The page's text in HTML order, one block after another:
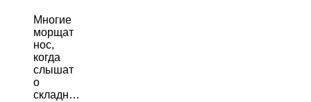
Многие
морщат
нос,
когда
слышат
о
складн…